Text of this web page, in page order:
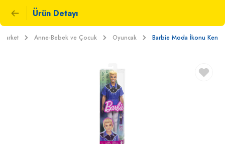
Ürün Detayı
Market Anne-Bebek ve Çocuk Oyuncak Barbie Moda İkonu Ken